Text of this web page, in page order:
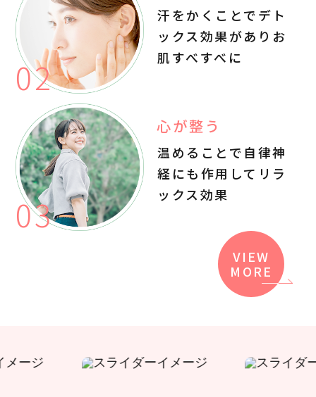
汗をかくことでデト
ックス効果があり お
肌すべすべに
心が整う
温めることで自律神
経にも作用して リラ
ックス効果
VIEW
MORE